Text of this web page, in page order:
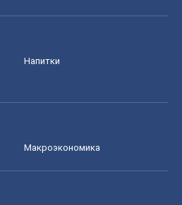
Напитки
Mакроэкономика